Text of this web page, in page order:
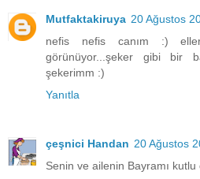
Mutfaktakiruya 20 Ağustos
nefis nefis canım :)
görünüyor...şeker gibi bir
şekerimm :)
Yanıtla
çeşnici Handan 20 Ağustos
Senin ve ailenin Bayramı kutlu